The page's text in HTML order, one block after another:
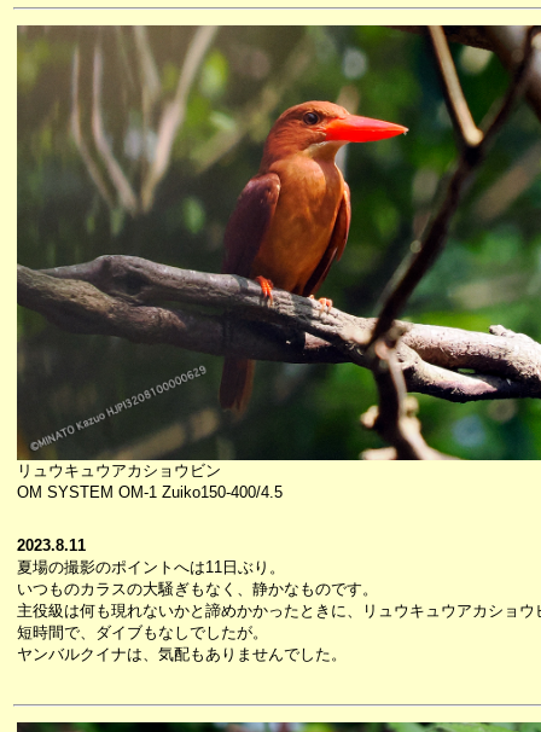
リュウキュウアカショウビン
OM SYSTEM OM-1 Zuiko150-400/4.5
2023.8.11
夏場の撮影のポイントへは11日ぶり。
いつものカラスの大騒ぎもなく、静かなものです。
主役級は何も現れないかと諦めかかったときに、リュウキュウアカショ
短時間で、ダイブもなしでしたが。
ヤンバルクイナは、気配もありませんでした。